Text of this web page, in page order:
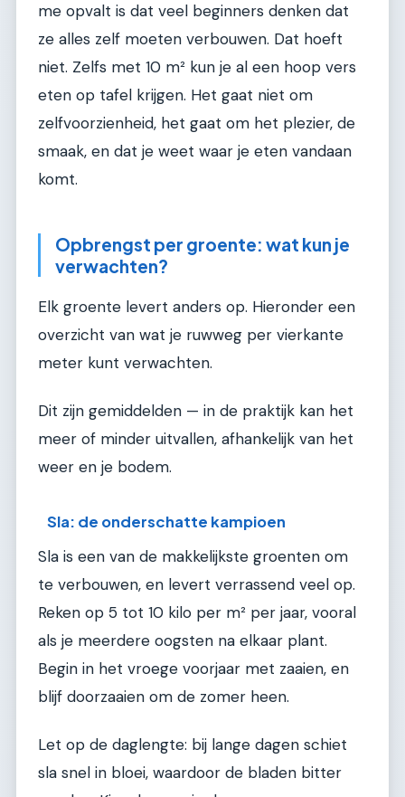
me opvalt is dat veel beginners denken dat
ze alles zelf moeten verbouwen. Dat hoeft
niet. Zelfs met 10 m² kun je al een hoop vers
eten op tafel krijgen. Het gaat niet om
zelfvoorzienheid, het gaat om het plezier, de
smaak, en dat je weet waar je eten vandaan
komt.
Opbrengst per groente: wat kun je
verwachten?
Elk groente levert anders op. Hieronder een
overzicht van wat je ruwweg per vierkante
meter kunt verwachten.
Dit zijn gemiddelden — in de praktijk kan het
meer of minder uitvallen, afhankelijk van het
weer en je bodem.
Sla: de onderschatte kampioen
Sla is een van de makkelijkste groenten om
te verbouwen, en levert verrassend veel op.
Reken op 5 tot 10 kilo per m² per jaar, vooral
als je meerdere oogsten na elkaar plant.
Begin in het vroege voorjaar met zaaien, en
blijf doorzaaien om de zomer heen.
Let op de daglengte: bij lange dagen schiet
sla snel in bloei, waardoor de bladen bitter